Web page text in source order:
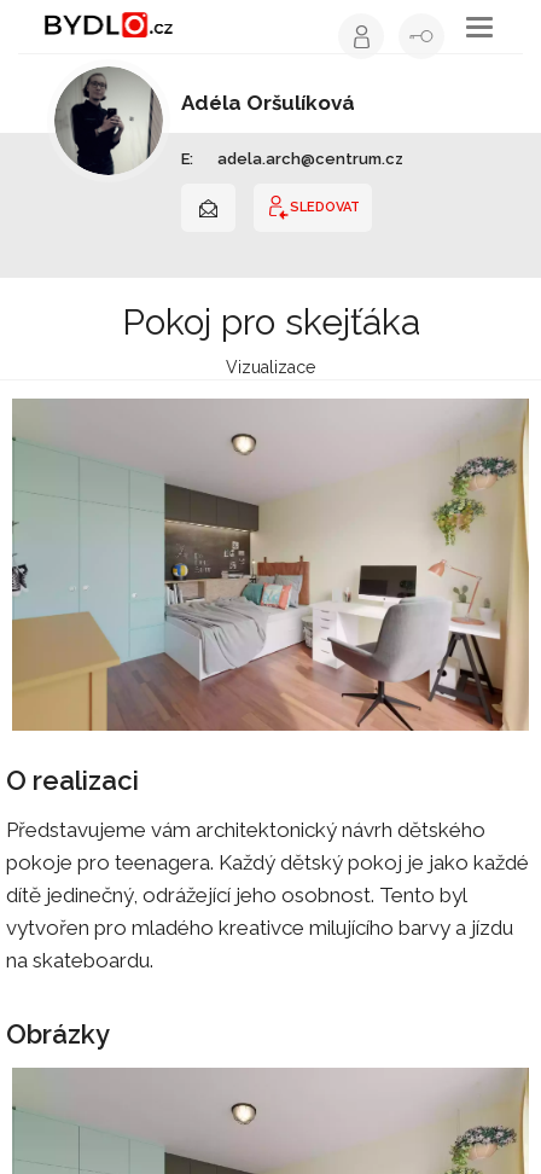
Toggle
Adéla Oršulíková
E: adela.arch@centrum.cz
SLEDOVAT
Pokoj pro skejťáka
Vizualizace
O realizaci
Představujeme vám architektonický návrh dětského
pokoje pro teenagera. Každý dětský pokoj je jako každé
dítě jedinečný, odrážející jeho osobnost. Tento byl
vytvořen pro mladého kreativce milujícího barvy a jízdu
na skateboardu.
Obrázky